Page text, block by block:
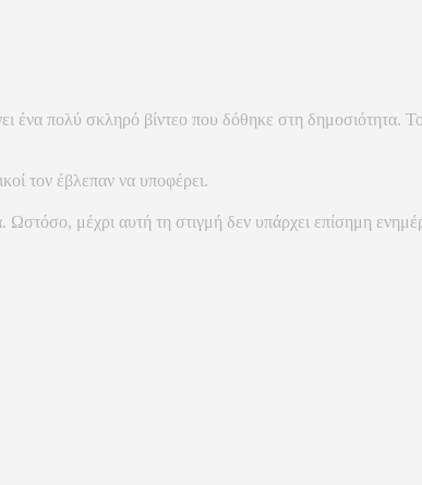
ένα πολύ σκληρό βίντεο που δόθηκε στη δημοσιότητα.
τον έβλεπαν να υποφέρει.
Ωστόσο, μέχρι αυτή τη στιγμή δεν υπάρχει επίσημη